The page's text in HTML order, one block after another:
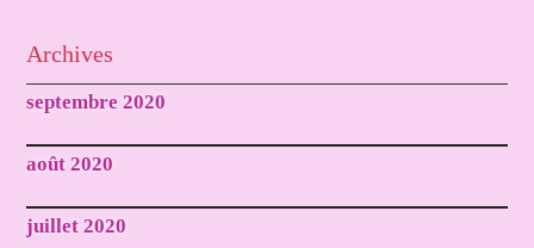
Archives
septembre 2020
août 2020
juillet 2020